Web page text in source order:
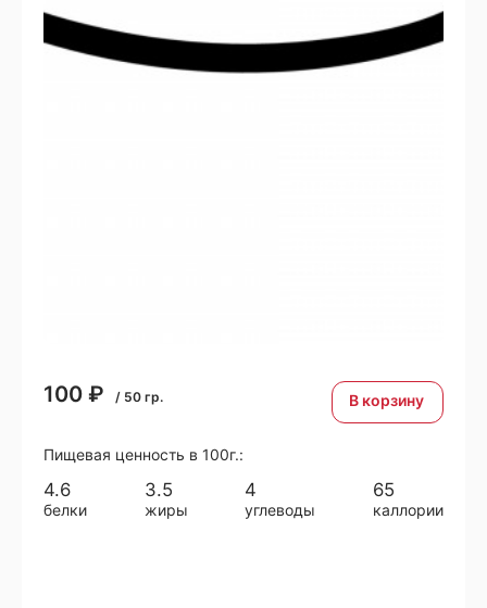
100 ₽ / 50 гр. В корзину
Пищевая ценность в 100г.:
4.6
белки
3.5
жиры
4
углеводы
65
каллории